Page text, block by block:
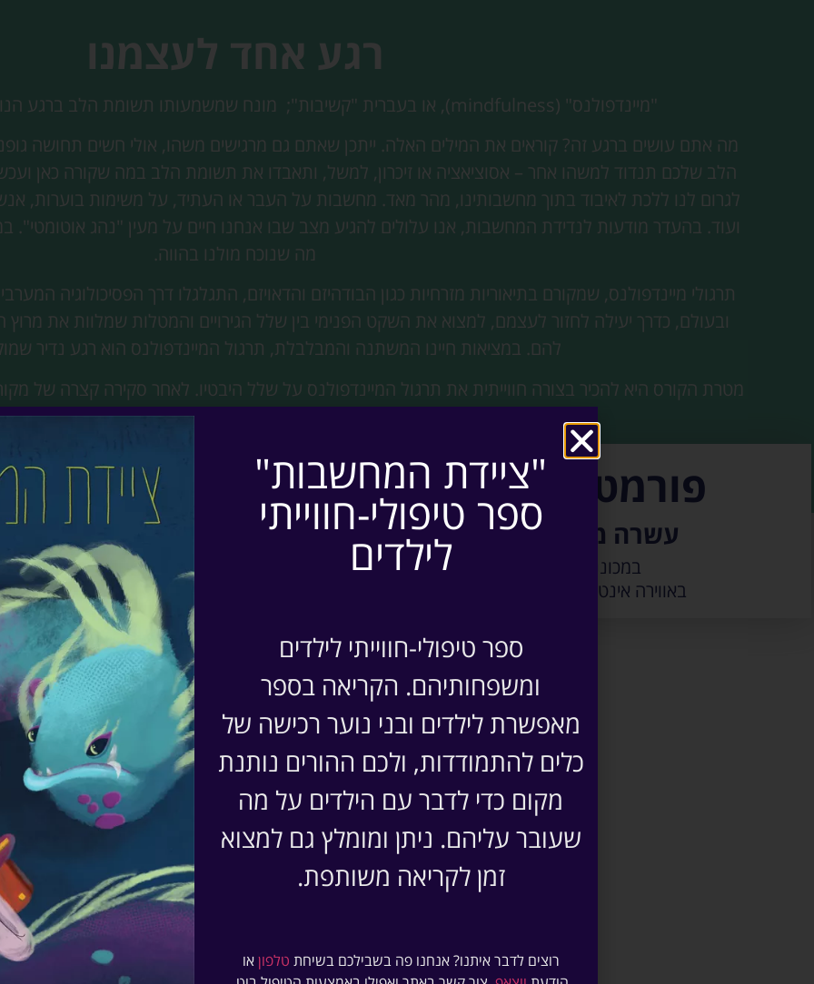
רגע אחד לעצמנו
"מיינדפולנס" (mindfulness), או בעברית "קשיבות"; מונח שמשמעותו תשומת הלב ברגע הנוכחי, על כל המשתמע מכך.
מה אתם עושים ברגע זה? קוראים את המילים האלה. ייתכן שאתם גם מרגישים משהו, אולי חשים תחושה
הלב שלכם תנדוד למשהו אחר – אסוציאציה או זיכרון, למשל, ותאבדו את תשומת הלב במה שקורה כאן
לגרום לנו ללכת לאיבוד בתוך מחשבותינו, מהר מאד. מחשבות על העבר או העתיד, על משימות בוערות,
ועוד. בהעדר מודעות לנדידת המחשבות, אנו עלולים להגיע מצב שבו אנחנו חיים על מעין "נהג
מה שנוכח מולנו בהווה.
תרגולי מיינדפולנס, שמקורם בתיאוריות מזרחיות כגון הבודהיזם והדאויזם, התגלגלו דרך הפסיכולוגיה
ובעולם, כדרך יעילה לחזור לעצמם, למצוא את השקט הפנימי בין שלל הגירויים והמטלות שמלוות את
להם. במציאות חיינו המשתנה והמבלבלת, תרגול המיינדפולנס הוא רגע נדיר
מטרת הקורס היא להכיר בצורה חווייתית את תרגול המיינדפולנס על שלל היבטיו. לאחר סקירה קצרה של
ונתנסה במגוון שיטות תרגול שונות, באופן שמאפשר לכל אחד למצוא את התרגול
פורמט הקורס
עשרה משתתפים
במכוננו בחיפה,
באווירה אינטימית ומשפחתית
מה לומדים בקורס ומה
מהו מיינדפולנס?
היכרות עם גישת המיינדפולנס ומקורותיה הבודהיסטיים.
כלים וטכניקות
"ציידת המחשבות"
ספר טיפולי-חווייתי
לילדים
ספר טיפולי-חווייתי לילדים
ומשפחותיהם.​ הקריאה בספר
מאפשרת לילדים ובני נוער רכישה של
כלים להתמודדות, ולכם ההורים נותנת
מקום כדי לדבר עם הילדים על מה
שעובר עליהם. ניתן ומומלץ גם למצוא
זמן לקריאה משותפת.
רוצים לדבר איתנו? אנחנו פה בשבילכם בשיחת טלפוןאו